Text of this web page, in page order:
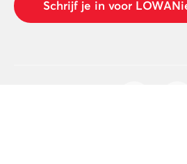
Schrijf je in voor